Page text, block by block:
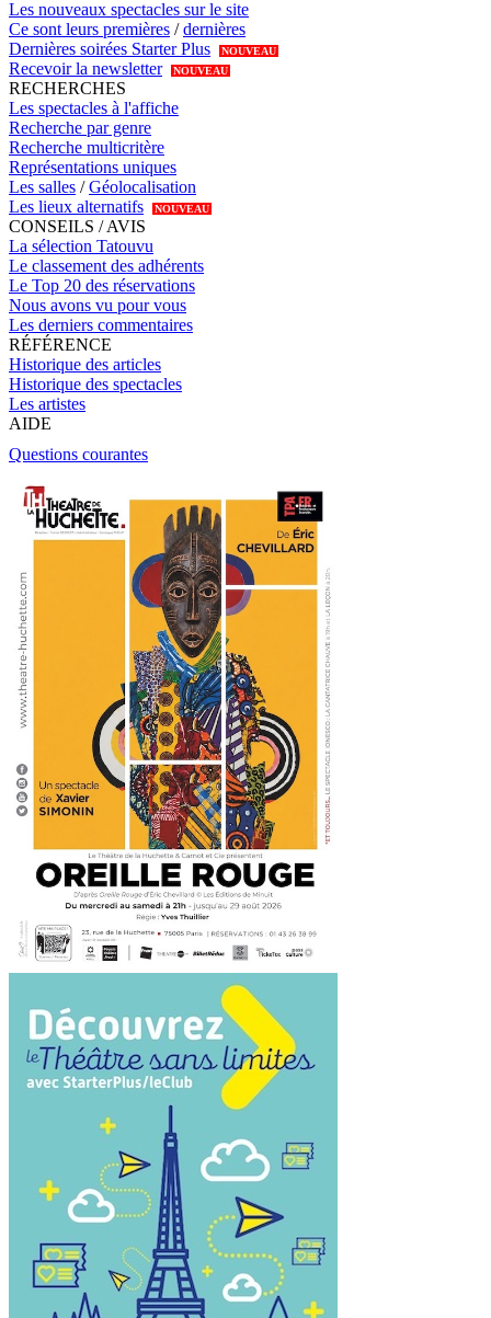
Les nouveaux spectacles sur le site
Ce sont leurs premières /dernières
Dernières soirées Starter Plus
NOUVEAU
Recevoir la newsletter NOUVEAU
RECHERCHES
Les spectacles à l'affiche
Recherche par genre
Recherche multicritère
Représentations uniques
Les salles /Géolocalisation
Les lieux alternatifs
NOUVEAU
CONSEILS / AVIS
La sélection Tatouvu
Le classement des adhérents
Le Top 20 des réservations
Nous avons vu pour vous
Les derniers commentaires
RÉFÉRENCE
Historique des articles
Historique des spectacles
Les artistes
AIDE
Questions courantes